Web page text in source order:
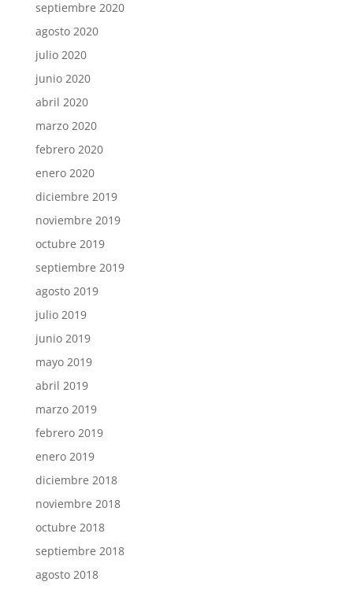
septiembre 2020
agosto 2020
julio 2020
junio 2020
abril 2020
marzo 2020
febrero 2020
enero 2020
diciembre 2019
noviembre 2019
octubre 2019
septiembre 2019
agosto 2019
julio 2019
junio 2019
mayo 2019
abril 2019
marzo 2019
febrero 2019
enero 2019
diciembre 2018
noviembre 2018
octubre 2018
septiembre 2018
agosto 2018